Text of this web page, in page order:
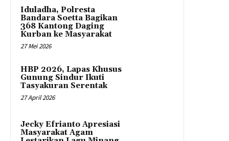
Iduladha, Polresta
Bandara Soetta Bagikan
368 Kantong Daging
Kurban ke Masyarakat
27 Mei 2026
HBP 2026, Lapas Khusus
Gunung Sindur Ikuti
Tasyakuran Serentak
27 April 2026
Jecky Efrianto Apresiasi
Masyarakat Agam